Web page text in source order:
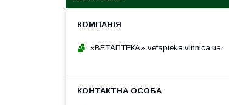
«ВЕТАПТЕКА» vetapteka.vinnica.ua